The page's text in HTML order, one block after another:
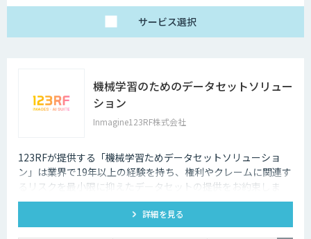
サービス選択
機械学習のためのデータセットソリュー
ション
Inmagine123RF株式会社
123RFが提供する「機械学習ためデータセットソリューショ
ン」は業界で19年以上の経験を持ち、権利やクレームに関連す
るリスクを最小限に抑えたデータセットの提供をお約束しま
す。
詳細を見る